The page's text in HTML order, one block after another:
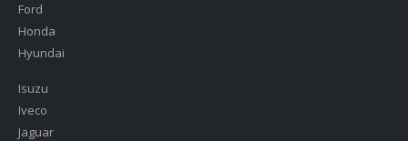
Ford
Honda
Hyundai
Isuzu
Iveco
Jaguar